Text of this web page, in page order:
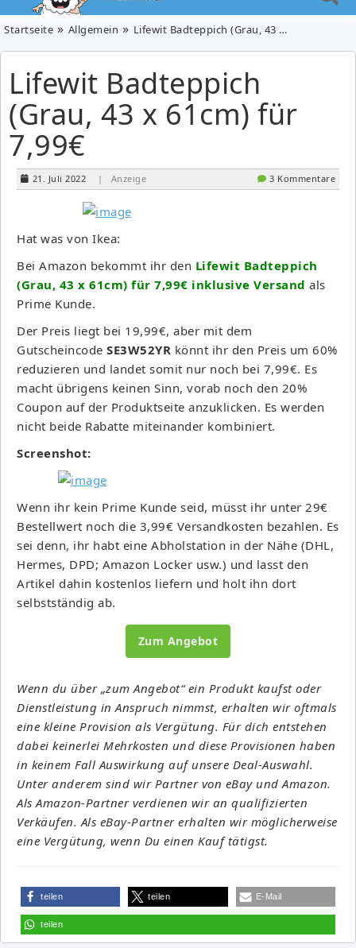
Startseite Allgemein Lifewit Badteppich (Grau, 43 x 61cm) für 7,99€
Lifewit Badteppich
(Grau, 43 x 61cm) für
7,99€
21. Juli 2022 | Anzeige 3 Kommentare
Hat was von Ikea:
Bei Amazon bekommt ihr den Lifewit Badteppich
(Grau, 43 x 61cm) für 7,99€ inklusive Versand als
Prime Kunde.
Der Preis liegt bei 19,99€, aber mit dem
Gutscheincode SE3W52YR könnt ihr den Preis um 60%
reduzieren und landet somit nur noch bei 7,99€. Es
macht übrigens keinen Sinn, vorab noch den 20%
Coupon auf der Produktseite anzuklicken. Es werden
nicht beide Rabatte miteinander kombiniert.
Screenshot:
Wenn ihr kein Prime Kunde seid, müsst ihr unter 29€
Bestellwert noch die 3,99€ Versandkosten bezahlen. Es
sei denn, ihr habt eine Abholstation in der Nähe (DHL,
Hermes, DPD; Amazon Locker usw.) und lasst den
Artikel dahin kostenlos liefern und holt ihn dort
selbstständig ab.
Zum Angebot
Wenn du über „zum Angebot“ ein Produkt kaufst oder
Dienstleistung in Anspruch nimmst, erhalten wir oftmals
eine kleine Provision als Vergütung. Für dich entstehen
dabei keinerlei Mehrkosten und diese Provisionen haben
in keinem Fall Auswirkung auf unsere Deal-Auswahl.
Unter anderem sind wir Partner von eBay und Amazon.
Als Amazon-Partner verdienen wir an qualifizierten
Verkäufen. Als eBay-Partner erhalten wir möglicherweise
eine Vergütung, wenn Du einen Kauf tätigst.
teilen teilen E-Mail
teilen